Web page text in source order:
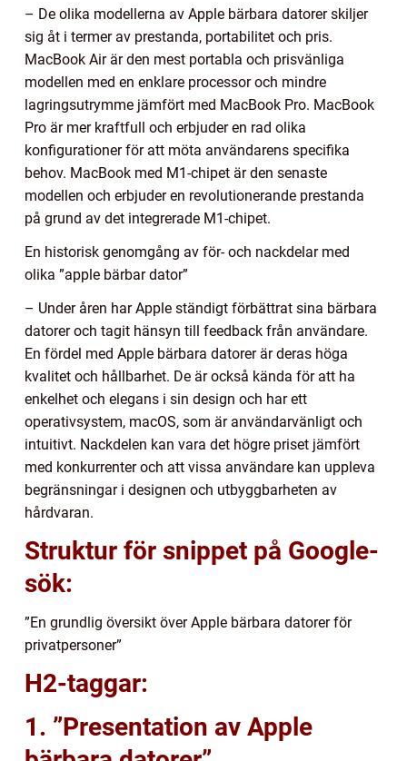
– De olika modellerna av Apple bärbara datorer skiljer
sig åt i termer av prestanda, portabilitet och pris.
MacBook Air är den mest portabla och prisvänliga
modellen med en enklare processor och mindre
lagringsutrymme jämfört med MacBook Pro. MacBook
Pro är mer kraftfull och erbjuder en rad olika
konfigurationer för att möta användarens specifika
behov. MacBook med M1-chipet är den senaste
modellen och erbjuder en revolutionerande prestanda
på grund av det integrerade M1-chipet.
En historisk genomgång av för- och nackdelar med
olika ”apple bärbar dator”
– Under åren har Apple ständigt förbättrat sina bärbara
datorer och tagit hänsyn till feedback från användare.
En fördel med Apple bärbara datorer är deras höga
kvalitet och hållbarhet. De är också kända för att ha
enkelhet och elegans i sin design och har ett
operativsystem, macOS, som är användarvänligt och
intuitivt. Nackdelen kan vara det högre priset jämfört
med konkurrenter och att vissa användare kan uppleva
begränsningar i designen och utbyggbarheten av
hårdvaran.
Struktur för snippet på Google-
sök:
”En grundlig översikt över Apple bärbara datorer för
privatpersoner”
H2-taggar:
1. ”Presentation av Apple